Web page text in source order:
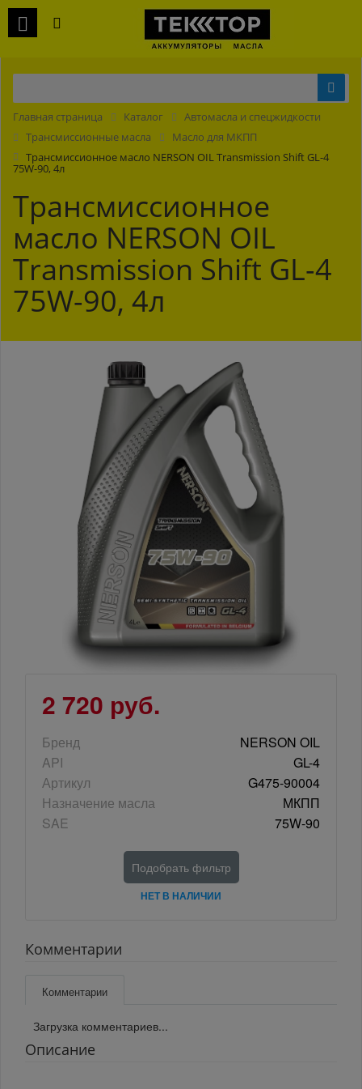
Главная страница Каталог
Автомасла и спецжидкости
Трансмиссионные масла
Масло для МКПП
Трансмиссионное масло NERSON OIL Transmission Shift GL-4
75W-90, 4л
Трансмиссионное
масло NERSON OIL
Transmission Shift GL-4
75W-90, 4л
2 720 руб.
Бренд
NERSON OIL
API
GL-4
Артикул
G475-90004
Назначение масла
МКПП
SAE
75W-90
Подобрать фильтр
НЕТ В НАЛИЧИИ
Комментарии
Комментарии
Загрузка комментариев...
Описание